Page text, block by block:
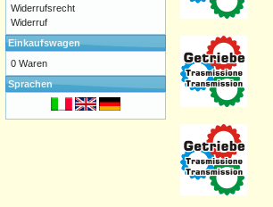
Widerrufsrecht
Widerruf
Einkaufswagen
0 Waren
Sprachen